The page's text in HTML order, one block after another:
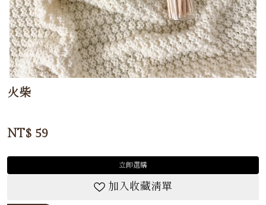
火柴
NT$ 59
立即選購
加入收藏清單